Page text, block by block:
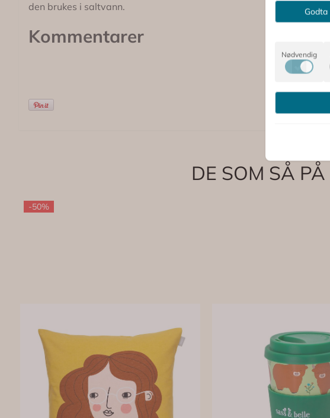
den brukes i saltvann.
Kommentarer
DE SOM SÅ
-50%
Nødvendig